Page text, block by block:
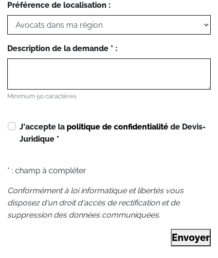
Préférence de localisation :
Description de la demande * :
Minimum 50 caractères
J'accepte la politique de confidentialité de Devis-
Juridique *
* : champ à compléter
Conformément à loi informatique et libertés vous
disposez d'un droit d'accès de rectification et de
suppression des données communiquées.
Envoyer